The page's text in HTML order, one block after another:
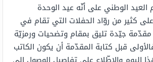
العيد الوطني على أنّه عيد الوحدة
كثير من روّاد الحفلات التي تقام في
مقدّمة جيّدة تليق بمقام وتضحيات ورمزيّة
قبل كتابة المقدّمة أن يكون الكاتب